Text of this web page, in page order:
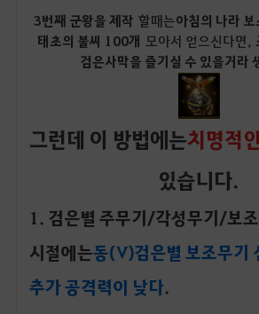
3번째 군왕을 제작 할때는아침의 나라 보
태초의 불씨 100개 모아서 얻으신다면,
검은사막을 즐기실 수 있을거라
그런데 이 방법에는치명적
있습니다.
1. 검은별 주무기/각성무기/보
시절에는동(V)검은별 보조무기
추가 공격력이 낮다.